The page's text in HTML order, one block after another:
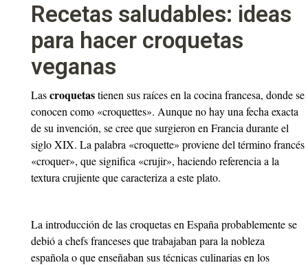
Recetas saludables: ideas
para hacer croquetas
veganas
Lascroquetastienen sus raíces en la cocina francesa, donde se
conocen como «croquettes». Aunque no hay una fecha exacta
de su invención, se cree que surgieron en Francia durante el
siglo XIX. La palabra «croquette» proviene del término francés
«croquer», que significa «crujir», haciendo referencia a la
textura crujiente que caracteriza a este plato.
La introducción de las croquetas en España probablemente se
debió a chefs franceses que trabajaban para la nobleza
española o que enseñaban sus técnicas culinarias en los